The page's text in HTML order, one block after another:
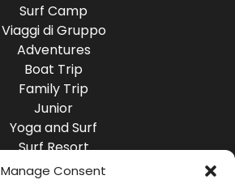
Manage Consent
Surf Camp
Viaggi di Gruppo
Adventures
Boat Trip
Family Trip
Junior
Yoga and Surf
Surf Resort
Surf Lodge